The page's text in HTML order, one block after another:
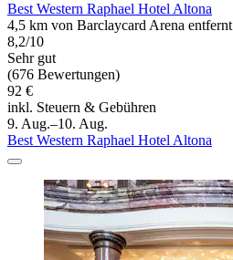
Best Western Raphael Hotel Altona
4,5 km von Barclaycard Arena entfernt
8,2/10
Sehr gut
(676 Bewertungen)
92 €
inkl. Steuern & Gebühren
9. Aug.–10. Aug.
Best Western Raphael Hotel Altona